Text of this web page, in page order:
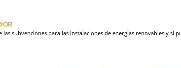
las subvenciones para las instalaciones de energías renovables y si